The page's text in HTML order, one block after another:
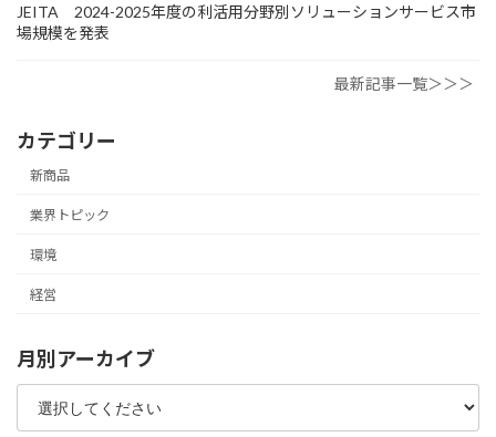
JEITA 2024-2025年度の利活用分野別ソリューションサービス市
場規模を発表
最新記事一覧＞＞＞
カテゴリー
新商品
業界トピック
環境
経営
月別アーカイブ